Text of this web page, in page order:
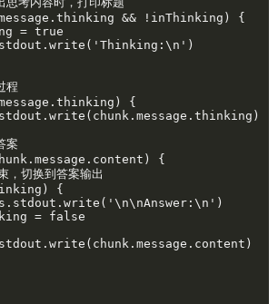
&& !inThinking) {
= true
{
{
换到答案输出
{
= false